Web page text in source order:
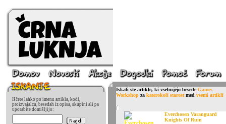
Iščete lahko po imenu artikla, kodi,
proizvajalcu, besedah iz opisa, skupini ali pa
uporabite domišljijo:
Iskali ste artikle, ki vsebujejo besedeGames
Workshop za katerokoli starost med vsemi artikli
Everchosen Varanguard
Knights Of Ruin